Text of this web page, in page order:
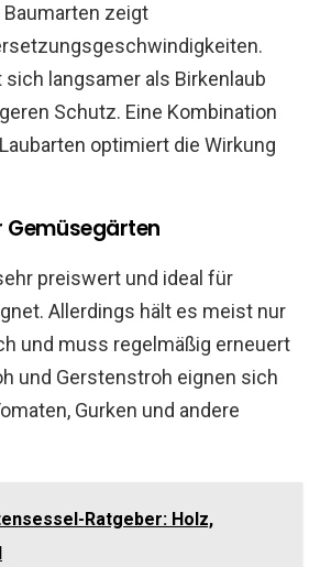
zeigt
langsamer als Birkenlaub
Schutz. Eine Kombination
optimiert die Wirkung
Gemüsegärten
preiswert und ideal für
Allerdings hält es meist nur
und muss regelmäßig erneuert
und Gerstenstroh eignen sich
Gurken und andere
Ratgeber: Holz,